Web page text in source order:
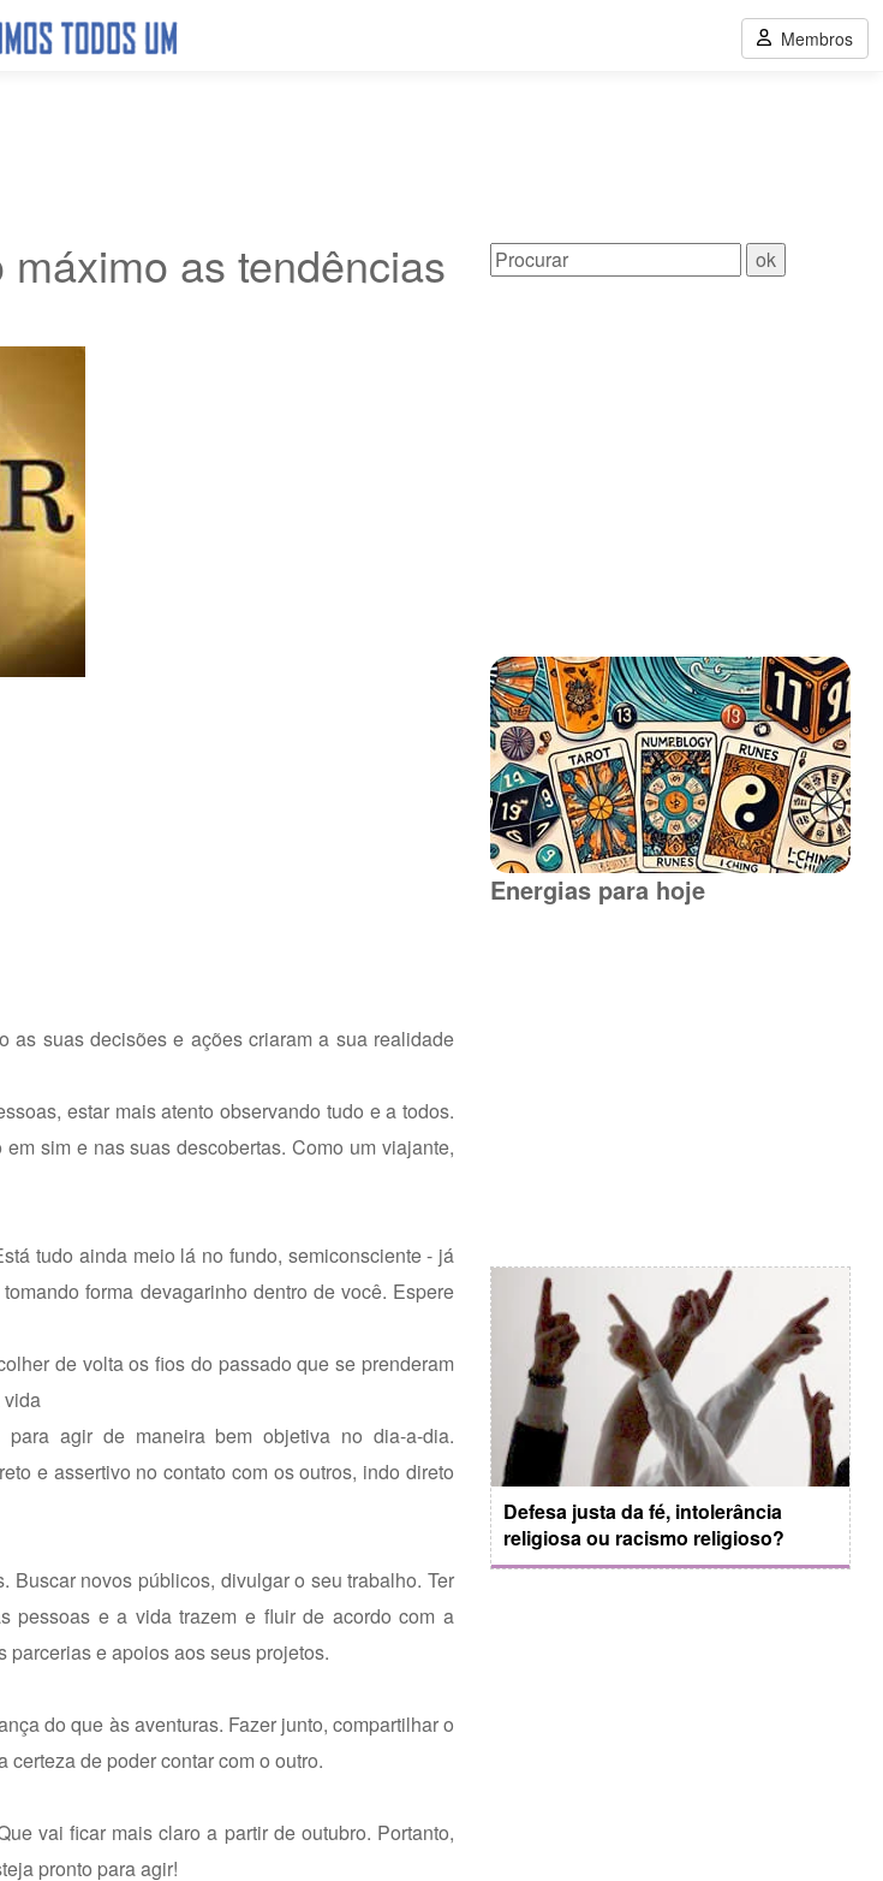
as tendências
as suas decisões e ações criaram a sua realidade
estar mais atento observando tudo e a todos.
sim e nas suas descobertas. Como um viajante,
tudo ainda meio lá no fundo, semiconsciente - já
forma devagarinho dentro de você. Espere
de volta os fios do passado que se prenderam
vida
agir de maneira bem objetiva no dia-a-dia.
e assertivo no contato com os outros, indo direto
Buscar novos públicos, divulgar o seu trabalho. Ter
pessoas e a vida trazem e fluir de acordo com a
parcerias e apoios aos seus projetos.
do que às aventuras. Fazer junto, compartilhar o
de poder contar com o outro.
vai ficar mais claro a partir de outubro. Portanto,
pronto para agir!
Energias para hoje
Defesa justa da fé, intolerância
religiosa ou racismo religioso?
Membros